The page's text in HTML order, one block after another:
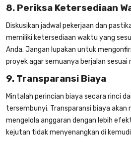
8. Periksa Ketersediaan
Diskusikan jadwal pekerjaan dan
memiliki ketersediaan waktu yang
Anda. Jangan lupakan untuk
proyek agar semuanya berjalan sesuai
9. Transparansi Biaya
Mintalah perincian biaya secara rinci
tersembunyi. Transparansi biaya akan
mengelola anggaran dengan lebih
kejutan tidak menyenangkan di